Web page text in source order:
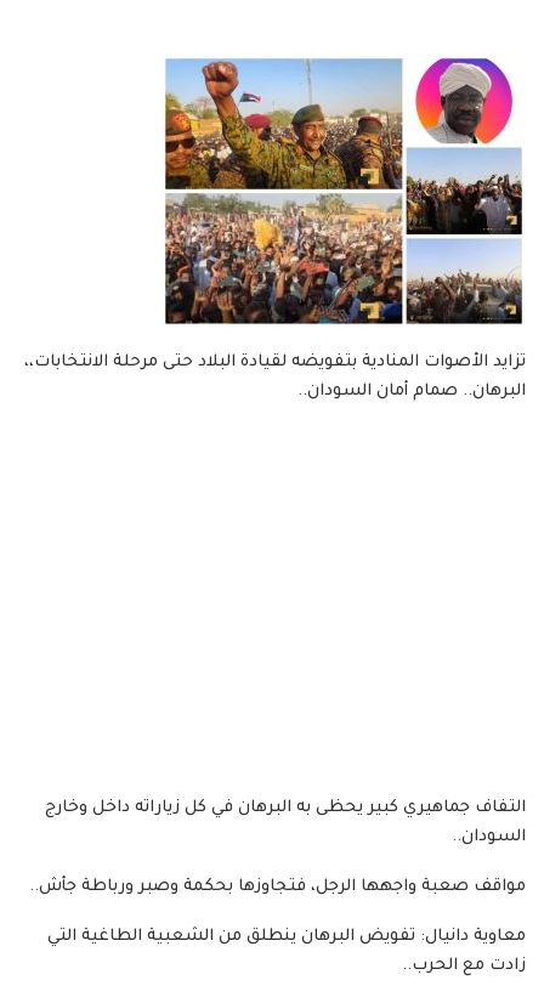
تزايد الأصوات المنادية بتفويضه لقيادة البلاد حتى مرحلة الانتخابات،،
البرهان.. صمام أمان السودان..
التفاف جماهيري كبير يحظى به البرهان في كل زياراته داخل وخارج
السودان..
مواقف صعبة واجهها الرجل، فتجاوزها بحكمة وصبر ورباطة جأش..
معاوية دانيال: تفويض البرهان ينطلق من الشعبية الطاغية التي
زادت مع الحرب..